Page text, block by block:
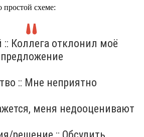
простой схеме:
Коллега отклонил моё
предложение
:: Мне неприятно
меня недооценивают